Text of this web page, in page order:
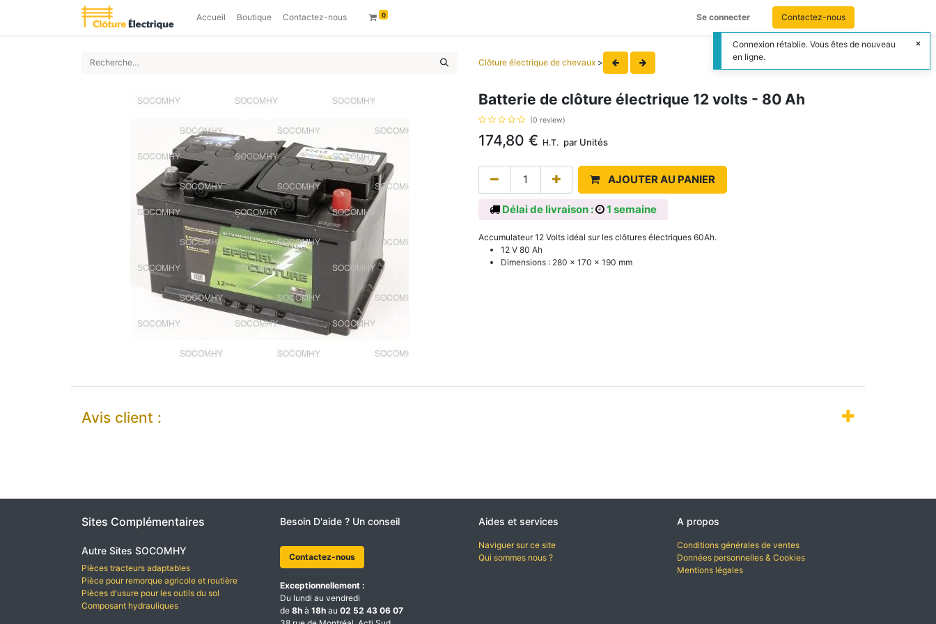
Accueil Boutique Contactez-nous 0 Se connecter Contactez-nous
Clôture électrique de chevaux >
Batterie de clôture électrique 12 volts - 80 Ah
(0 review)
174,80 € H.T. par Unités
AJOUTER AU PANIER
Délai de livraison : 1 semaine
Accumulateur 12 Volts idéal sur les clôtures électriques 60Ah.
12 V 80 Ah
Dimensions : 280 x 170 x 190 mm
Avis client :
Sites Complémentaires
Autre Sites SOCOMHY
Pièces tracteurs adaptables
Pièce pour remorque agricole et routière
Pièces d'usure pour les outils du sol
Composant hydrauliques
Besoin D'aide ? Un conseil
Contactez-nous
Exceptionnellement :
Du lundi au vendredi
de 8h à 18h au 02 52 43 06 07
Aides et services
Naviguer sur ce site
Qui sommes nous ?
A propos
Conditions générales de ventes
Données personnelles & Cookies
Mentions légales
Connexion rétablie. Vous êtes de nouveau
en ligne.